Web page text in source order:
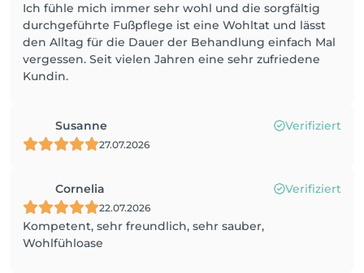
Ich fühle mich immer sehr wohl und die sorgfältig
durchgeführte Fußpflege ist eine Wohltat und lässt
den Alltag für die Dauer der Behandlung einfach Mal
vergessen. Seit vielen Jahren eine sehr zufriedene
Kundin.
Susanne Verifiziert
27.07.2026
Cornelia Verifiziert
22.07.2026
Kompetent, sehr freundlich, sehr sauber,
Wohlfühloase